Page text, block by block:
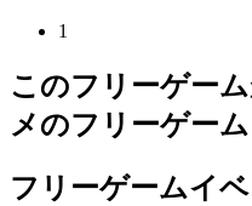
1
このフリーゲー
メのフリーゲーム
フリーゲームイ